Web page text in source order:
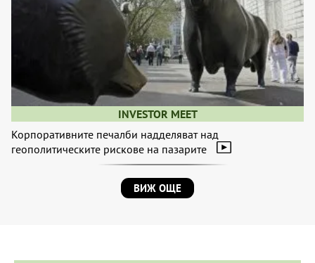
INVESTOR MEET
Корпоративните печалби надделяват над
геополитическите рискове на пазарите
ВИЖ ОЩЕ